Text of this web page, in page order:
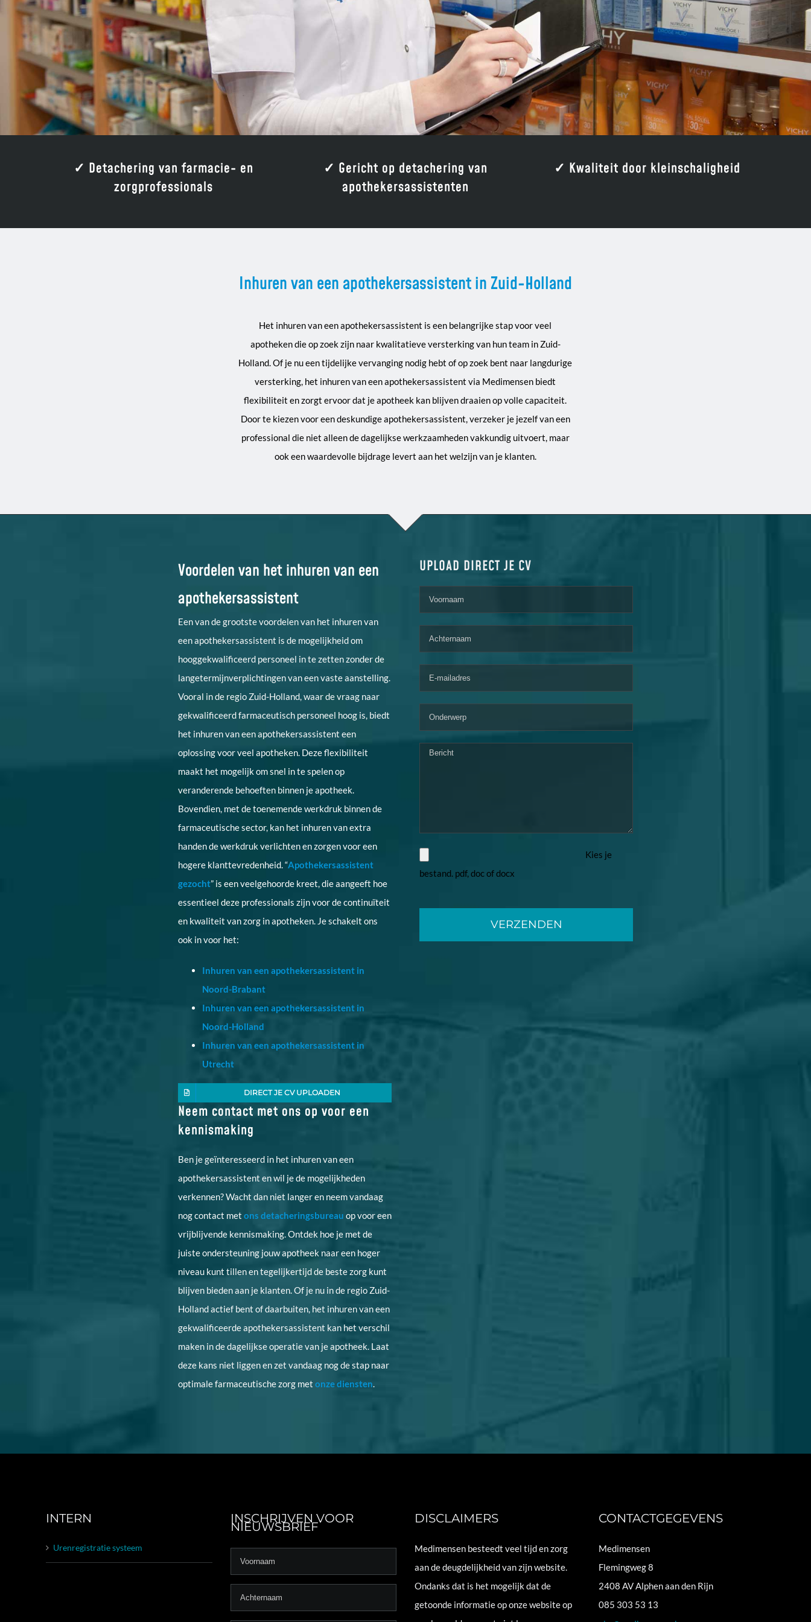
✓ Detachering van farmacie- en
zorgprofessionals
✓ Gericht op detachering van
apothekersassistenten
✓ Kwaliteit door kleinschaligheid
Inhuren van een apothekersassistent in Zuid-Holland
Het inhuren van een apothekersassistent is een belangrijke stap voor veel
apotheken die op zoek zijn naar kwalitatieve versterking van hun team in Zuid-
Holland. Of je nu een tijdelijke vervanging nodig hebt of op zoek bent naar langdurige
versterking, het inhuren van een apothekersassistent via Medimensen biedt
flexibiliteit en zorgt ervoor dat je apotheek kan blijven draaien op volle capaciteit.
Door te kiezen voor een deskundige apothekersassistent, verzeker je jezelf van een
professional die niet alleen de dagelijkse werkzaamheden vakkundig uitvoert, maar
ook een waardevolle bijdrage levert aan het welzijn van je klanten.
Voordelen van het inhuren van een
apothekersassistent
Een van de grootste voordelen van het inhuren van
een apothekersassistent is de mogelijkheid om
hooggekwalificeerd personeel in te zetten zonder de
langetermijnverplichtingen van een vaste aanstelling.
Vooral in de regio Zuid-Holland, waar de vraag naar
gekwalificeerd farmaceutisch personeel hoog is, biedt
het inhuren van een apothekersassistent een
oplossing voor veel apotheken. Deze flexibiliteit
maakt het mogelijk om snel in te spelen op
veranderende behoeften binnen je apotheek.
Bovendien, met de toenemende werkdruk binnen de
farmaceutische sector, kan het inhuren van extra
handen de werkdruk verlichten en zorgen voor een
hogere klanttevredenheid. “Apothekersassistent
gezocht” is een veelgehoorde kreet, die aangeeft hoe
essentieel deze professionals zijn voor de continuïteit
en kwaliteit van zorg in apotheken. Je schakelt ons
ook in voor het:
Inhuren van een apothekersassistent in
Noord-Brabant
Inhuren van een apothekersassistent in
Noord-Holland
Inhuren van een apothekersassistent in
Utrecht
DIRECT JE CV UPLOADEN
Neem contact met ons op voor een
kennismaking
Ben je geïnteresseerd in het inhuren van een
apothekersassistent en wil je de mogelijkheden
verkennen? Wacht dan niet langer en neem vandaag
nog contact met ons detacheringsbureau op voor een
vrijblijvende kennismaking. Ontdek hoe je met de
juiste ondersteuning jouw apotheek naar een hoger
niveau kunt tillen en tegelijkertijd de beste zorg kunt
blijven bieden aan je klanten. Of je nu in de regio Zuid-
Holland actief bent of daarbuiten, het inhuren van een
gekwalificeerde apothekersassistent kan het verschil
maken in de dagelijkse operatie van je apotheek. Laat
deze kans niet liggen en zet vandaag nog de stap naar
optimale farmaceutische zorg met onze diensten
UPLOAD DIRECT JE CV
Kies je
bestand. pdf, doc of docx
veld
INTERN
Urenregistratie systeem
INSCHRIJVEN VOOR
NIEUWSBRIEF
DISCLAIMERS
Medimensen besteedt veel tijd en zorg
aan de deugdelijkheid van zijn website.
Ondanks dat is het mogelijk dat de
getoonde informatie op onze website op
CONTACTGEGEVENS
Medimensen
Flemingweg 8
2408 AV Alphen aan den Rijn
085 303 53 13